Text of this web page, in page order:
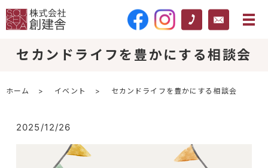
セカンドライフを豊かにする相談会
ホーム イベント セカンドライフを豊かにする相談会
2025/12/26